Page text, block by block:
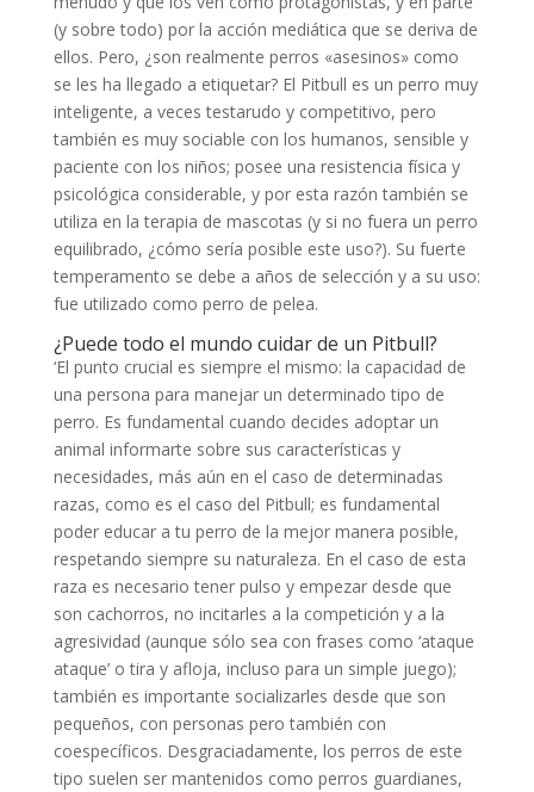
(y sobre todo) por la acción mediática que se deriva de
ellos. Pero, ¿son realmente perros «asesinos» como
se les ha llegado a etiquetar? El Pitbull es un perro muy
inteligente, a veces testarudo y competitivo, pero
también es muy sociable con los humanos, sensible y
paciente con los niños; posee una resistencia física y
psicológica considerable, y por esta razón también se
utiliza en la terapia de mascotas (y si no fuera un perro
equilibrado, ¿cómo sería posible este uso?). Su fuerte
temperamento se debe a años de selección y a su uso:
fue utilizado como perro de pelea.
¿Puede todo el mundo cuidar de un Pitbull?
‘El punto crucial es siempre el mismo: la capacidad de
una persona para manejar un determinado tipo de
perro. Es fundamental cuando decides adoptar un
animal informarte sobre sus características y
necesidades, más aún en el caso de determinadas
razas, como es el caso del Pitbull; es fundamental
poder educar a tu perro de la mejor manera posible,
respetando siempre su naturaleza. En el caso de esta
raza es necesario tener pulso y empezar desde que
son cachorros, no incitarles a la competición y a la
agresividad (aunque sólo sea con frases como ‘ataque
ataque’ o tira y afloja, incluso para un simple juego);
también es importante socializarles desde que son
pequeños, con personas pero también con
coespecíficos. Desgraciadamente, los perros de este
tipo suelen ser mantenidos como perros guardianes,